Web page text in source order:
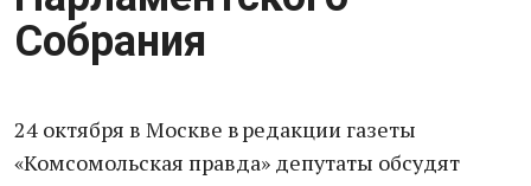
Собрания
24 октября в Москве в редакции газеты
«Комсомольская правда» депутаты обсудят